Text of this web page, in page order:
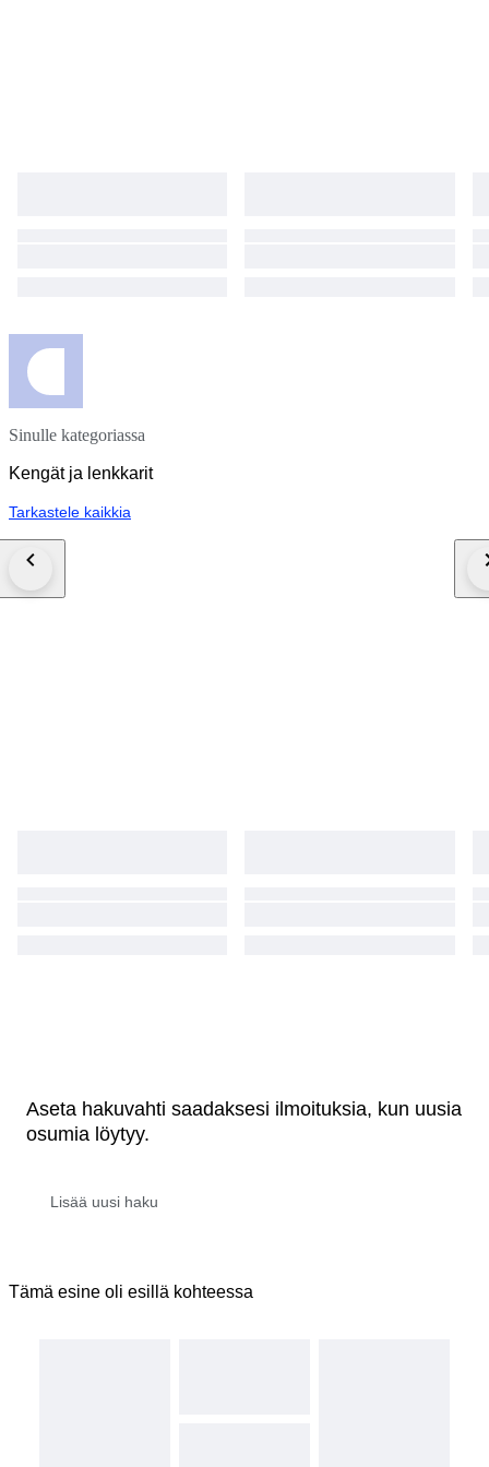
Sinulle kategoriassa
Kengät ja lenkkarit
Tarkastele kaikkia
Aseta hakuvahti saadaksesi ilmoituksia, kun uusia
osumia löytyy.
Tämä esine oli esillä kohteessa